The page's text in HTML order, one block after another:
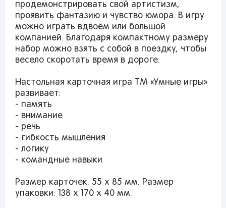
продемонстрировать свой артистизм,
проявить фантазию и чувство юмора. В игру
можно играть вдвоём или большой
компанией. Благодаря компактному размеру
набор можно взять с собой в поездку, чтобы
весело скоротать время в дороге.
Настольная карточная игра ТМ «Умные игры»
развивает:
- память
- внимание
- речь
- гибкость мышления
- логику
- командные навыки
Размер карточек: 55 х 85 мм. Размер
упаковки: 138 х 170 х 40 мм.
Вы сможете отслеживать статус своих
заказов и получать индивидуальные
рекомендации
От выбранного региона зависят доступные
способы доставки, их стоимость и наличие
товаров
Краснодар
Популярные регионы